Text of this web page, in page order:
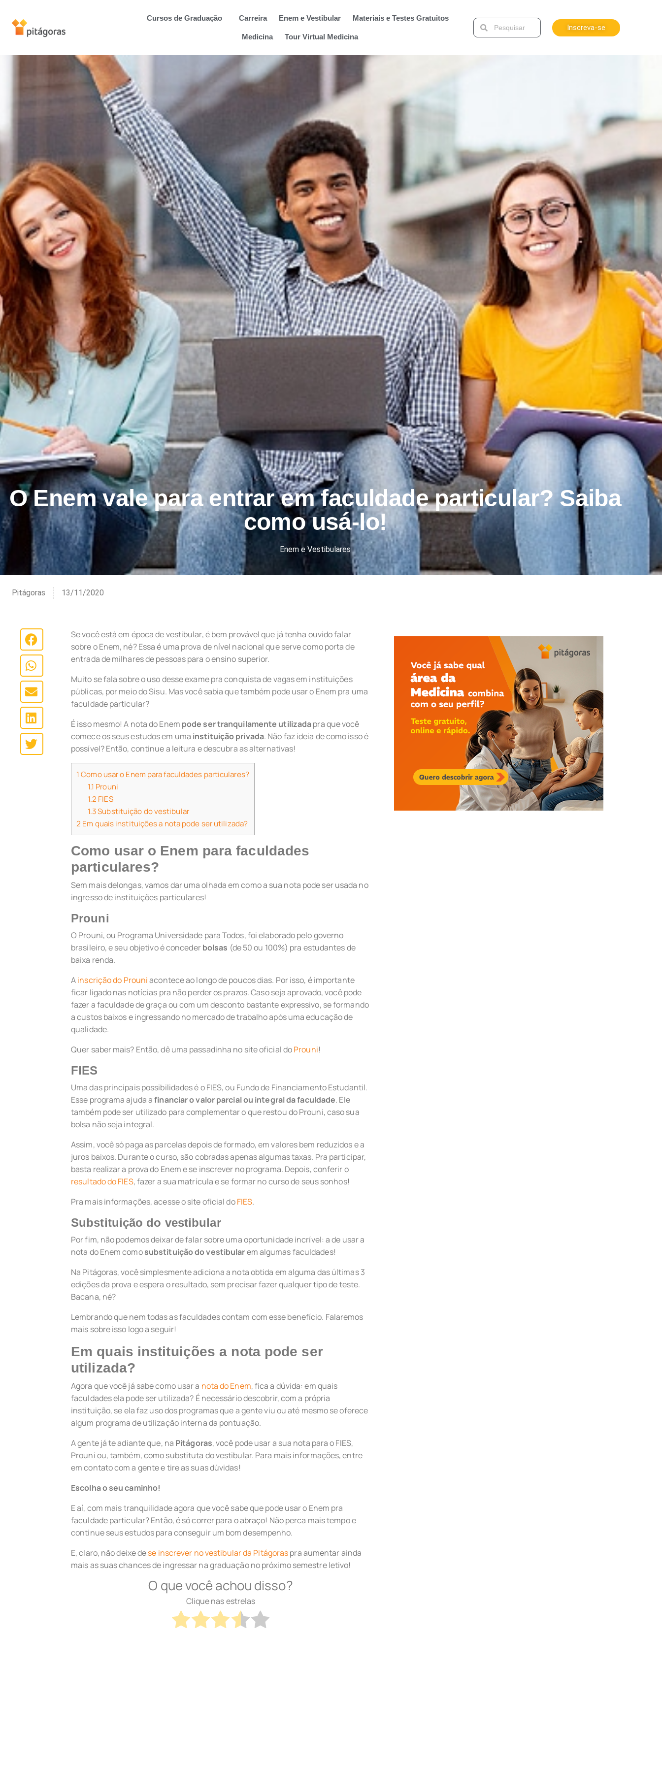
Cursos de Graduação Carreira Enem e Vestibular Materiais e Testes Gratuitos
Medicina Tour Virtual Medicina
Inscreva-se
O Enem vale para entrar em faculdade particular? Saiba
como usá-lo!
Enem e Vestibulares
Pitágoras 13/11/2020
Se você está em época de vestibular, é bem provável que já tenha ouvido falar
sobre o Enem, né? Essa é uma prova de nível nacional que serve como porta de
entrada de milhares de pessoas para o ensino superior.
Muito se fala sobre o uso desse exame pra conquista de vagas em instituições
públicas, por meio do Sisu. Mas você sabia que também pode usar o Enem pra uma
faculdade particular?
É isso mesmo! A nota do Enem pode ser tranquilamente utilizadapra que você
comece os seus estudos em uma instituição privada. Não faz ideia de como isso é
possível? Então, continue a leitura e descubra as alternativas!
1 Como usar o Enem para faculdades particulares?
1.1 Prouni
1.2 FIES
1.3Substituição do vestibular
2 Em quais instituições a nota pode ser utilizada?
Como usar o Enem para faculdades
particulares?
Sem mais delongas, vamos dar uma olhada em como a sua nota pode ser usada no
ingresso de instituições particulares!
Prouni
O Prouni, ou Programa Universidade para Todos, foi elaborado pelo governo
brasileiro, e seu objetivo é concederbolsas (de 50 ou 100%) pra estudantes de
baixa renda.
Ainscrição do Prouniacontece ao longo de poucos dias. Por isso, é importante
ficar ligado nas notícias pra não perder os prazos. Caso seja aprovado, você pode
fazer a faculdade de graça ou com um desconto bastante expressivo, se formando
a custos baixos e ingressando no mercado de trabalho após uma educação de
qualidade.
Quer saber mais? Então, dê uma passadinha no site oficial doProuni!
FIES
Uma das principais possibilidades é o FIES, ou Fundo de Financiamento Estudantil.
Esse programa ajuda afinanciar o valor parcial ou integral da faculdade. Ele
também pode ser utilizado para complementar o que restou do Prouni, caso sua
bolsa não seja integral.
Assim, você só paga as parcelas depois de formado, em valores bem reduzidos e a
juros baixos. Durante o curso, são cobradas apenas algumas taxas. Pra participar,
basta realizar a prova do Enem e se inscrever no programa. Depois, conferir o
resultado do FIES, fazer a sua matrícula e se formar no curso de seus sonhos!
Pra mais informações, acesse o site oficial doFIES.
Substituição do vestibular
Por fim, não podemos deixar de falar sobre uma oportunidade incrível: a de usar a
nota do Enem comosubstituição do vestibularem algumas faculdades!
Na Pitágoras, você simplesmente adiciona a nota obtida em alguma das últimas 3
edições da prova e espera o resultado, sem precisar fazer qualquer tipo de teste.
Bacana, né?
Lembrando que nem todas as faculdades contam com esse benefício. Falaremos
mais sobre isso logo a seguir!
Em quais instituições a nota pode ser
utilizada?
Agora que você já sabe como usar a nota do Enem, fica a dúvida: em quais
faculdades ela pode ser utilizada? É necessário descobrir, com a própria
instituição, se ela faz uso dos programas que a gente viu ou até mesmo se oferece
algum programa de utilização interna da pontuação.
A gente já te adiante que, na Pitágoras, você pode usar a sua nota para o FIES,
Prouni ou, também, como substituta do vestibular. Para mais informações, entre
em contato com a gente e tire as suas dúvidas!
Escolha o seu caminho!
E aí, com mais tranquilidade agora que você sabe que pode usar o Enem pra
faculdade particular? Então, é só correr para o abraço! Não perca mais tempo e
continue seus estudos para conseguir um bom desempenho.
E, claro, não deixe dese inscrever no vestibular da Pitágoraspra aumentar ainda
mais as suas chances de ingressar na graduação no próximo semestre letivo!
O que você achou disso?
Clique nas estrelas